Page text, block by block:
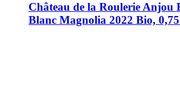
Château de la RoulerieAnjou
Blanc Magnolia 2022 Bio,